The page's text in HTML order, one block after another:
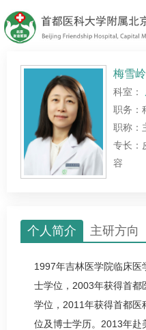
梅雪岭
科室：
职务：
职称：
专长：
容
个人简介 主研方向
1997年吉林医学院临床
士学位，2003年获得首都
学位，2011年获得首都医
位及博士学历。2013年赴